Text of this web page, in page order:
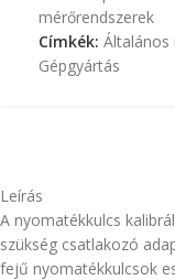
mérőrendszerek
Címkék: Általános
Gépgyártás
Leírás
A nyomatékkulcs
szükség csatlakozó
fejű nyomatékkulcsok